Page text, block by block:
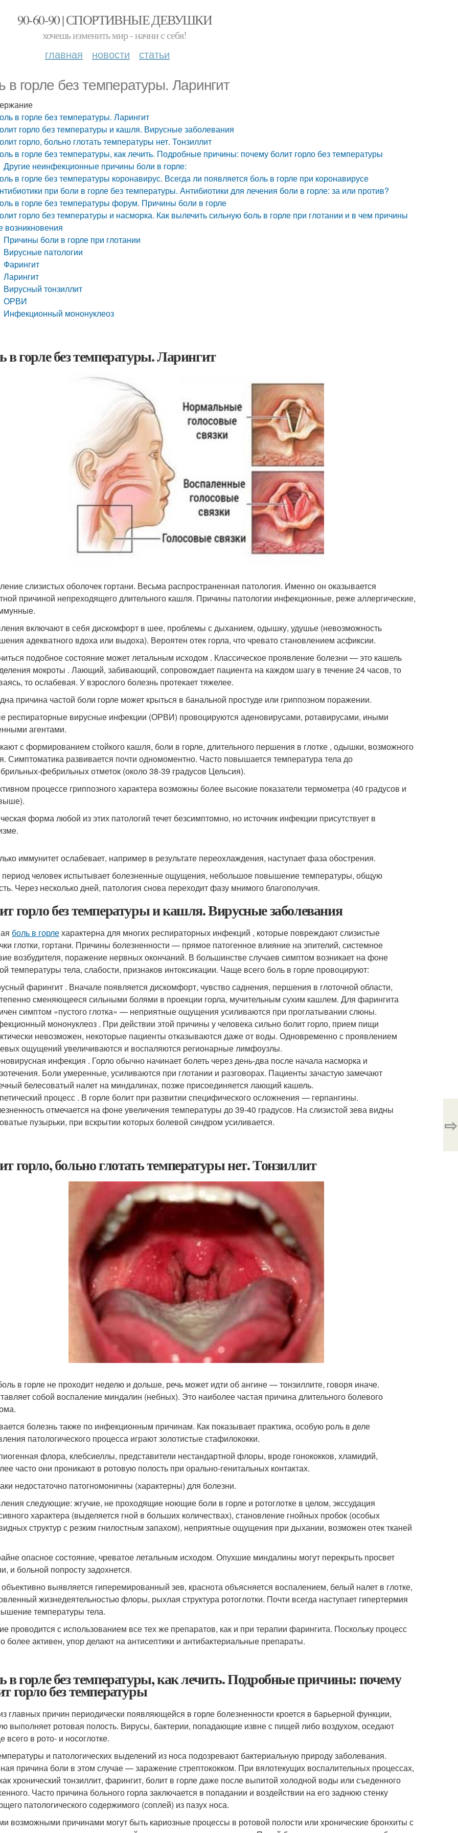
90-60-90 | СПОРТИВНЫЕ ДЕВУШКИ
хочешь изменить мир - начни с себя!
главная новости статьи
в горле без температуры. Ларингит
в горле без температуры. Ларингит
горло без температуры и кашля. Вирусные заболевания
горло, больно глотать температуры нет. Тонзиллит
в горле без температуры, как лечить. Подробные причины: почему болит горло без температуры
Другие неинфекционные причины боли в горле:
в горле без температуры коронавирус. Всегда ли появляется боль в горле при коронавирусе
при боли в горле без температуры. Антибиотики для лечения боли в горле: за или против?
в горле без температуры форум. Причины боли в горле
горло без температуры и насморка. Как вылечить сильную боль в горле при глотании и в чем причины
возникновения
Причины боли в горле при глотании
Вирусные патологии
Фарингит
Ларингит
Вирусный тонзиллит
ОРВИ
Инфекционный мононуклеоз
в горле без температуры. Ларингит
слизистых оболочек гортани. Весьма распространенная патология. Именно он оказывается
причиной непреходящего длительного кашля. Причины патологии инфекционные, реже аллергические,
включают в себя дискомфорт в шее, проблемы с дыханием, одышку, удушье (невозможность
адекватного вдоха или выдоха). Вероятен отек горла, что чревато становлением асфиксии.
подобное состояние может летальным исходом . Классическое проявление болезни — это кашель
мокроты . Лающий, забивающий, сопровождает пациента на каждом шагу в течение 24 часов, то
то ослабевая. У взрослого болезнь протекает тяжелее.
причина частой боли горле может крыться в банальной простуде или гриппозном поражении.
респираторные вирусные инфекции (ОРВИ) провоцируются аденовирусами, ротавирусами, иными
агентами.
с формированием стойкого кашля, боли в горле, длительного першения в глотке , одышки, возможного
Симптоматика развивается почти одномоментно. Часто повышается температура тела до
фебрильных отметок (около 38-39 градусов Цельсия).
процессе гриппозного характера возможны более высокие показатели термометра (40 градусов и
форма любой из этих патологий течет безсимптомно, но источник инфекции присутствует в
иммунитет ослабевает, например в результате переохлаждения, наступает фаза обострения.
период человек испытывает болезненные ощущения, небольшое повышение температуры, общую
Через несколько дней, патология снова переходит фазу мнимого благополучия.
горло без температуры и кашля. Вирусные заболевания
боль в горлехарактерна для многих респираторных инфекций , которые повреждают слизистые
глотки, гортани. Причины болезненности — прямое патогенное влияние на эпителий, системное
возбудителя, поражение нервных окончаний. В большинстве случаев симптом возникает на фоне
температуры тела, слабости, признаков интоксикации. Чаще всего боль в горле провоцируют:
фарингит . Вначале появляется дискомфорт, чувство саднения, першения в глоточной области,
сменяющееся сильными болями в проекции горла, мучительным сухим кашлем. Для фарингита
симптом «пустого глотка» — неприятные ощущения усиливаются при проглатывании слюны.
мононуклеоз . При действии этой причины у человека сильно болит горло, прием пищи
невозможен, некоторые пациенты отказываются даже от воды. Одновременно с проявлением
ощущений увеличиваются и воспаляются регионарные лимфоузлы.
инфекция . Горло обычно начинает болеть через день-два после начала насморка и
Боли умеренные, усиливаются при глотании и разговорах. Пациенты зачастую замечают
белесоватый налет на миндалинах, позже присоединяется лающий кашель.
процесс . В горле болит при развитии специфического осложнения — герпангины.
отмечается на фоне увеличения температуры до 39-40 градусов. На слизистой зева видны
пузырьки, при вскрытии которых болевой синдром усиливается.
горло, больно глотать температуры нет. Тонзиллит
в горле не проходит неделю и дольше, речь может идти об ангине — тонзиллите, говоря иначе.
собой воспаление миндалин (небных). Это наиболее частая причина длительного болевого
болезнь также по инфекционным причинам. Как показывает практика, особую роль в деле
патологического процесса играют золотистые стафилококки.
флора, клебсиеллы, представители нестандартной флоры, вроде гонококков, хламидий,
часто они проникают в ротовую полость при орально-генитальных контактах.
недостаточно патогномоничны (характерны) для болезни.
следующие: жгучие, не проходящие ноющие боли в горле и ротоглотке в целом, экссудация
характера (выделяется гной в больших количествах), становление гнойных пробок (особых
структур с резким гнилостным запахом), неприятные ощущения при дыхании, возможен отек тканей
опасное состояние, чреватое летальным исходом. Опухшие миндалины могут перекрыть просвет
и больной попросту задохнется.
выявляется гиперемированный зев, краснота объясняется воспалением, белый налет в глотке,
жизнедеятельностью флоры, рыхлая структура ротоглотки. Почти всегда наступает гипертермия
температуры тела.
проводится с использованием все тех же препаратов, как и при терапии фарингита. Поскольку процесс
более активен, упор делают на антисептики и антибактериальные препараты.
в горле без температуры, как лечить. Подробные причины: почему
горло без температуры
главных причин периодически появляющейся в горле болезненности кроется в барьерной функции,
выполняет ротовая полость. Вирусы, бактерии, попадающие извне с пищей либо воздухом, оседают
всего в рото- и носоглотке.
и патологических выделений из носа подозревают бактериальную природу заболевания.
причина боли в этом случае — заражение стрептококком. При вялотекущих воспалительных процессах,
хронический тонзиллит, фарингит, болит в горле даже после выпитой холодной воды или съеденного
Часто причина больного горла заключается в попадании и воздействии на его заднюю стенку
патологического содержимого (соплей) из пазух носа.
возможными причинами могут быть кариозные процессы в ротовой полости или хронические бронхиты с
⇨